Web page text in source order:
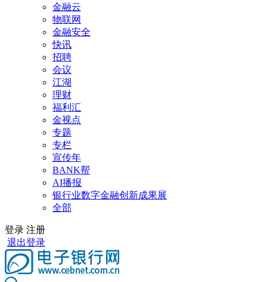
金融云
物联网
金融安全
快讯
招聘
会议
江湖
理财
福利汇
金视点
专题
专栏
宣传年
BANK帮
AI播报
银行业数字金融创新成果展
全部
登录 注册
退出登录